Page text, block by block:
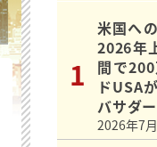
米国へ
2026年
間で
ドUSA
バサダ
2026年7